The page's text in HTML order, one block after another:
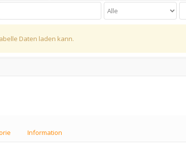
Daten laden kann.
Information